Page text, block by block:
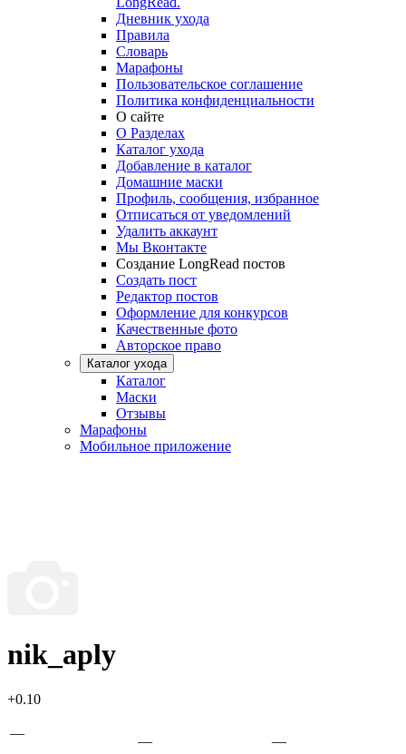
Дневник ухода
Правила
Словарь
Марафоны
Пользовательское соглашение
Политика конфиденциальности
О сайте
О Разделах
Каталог ухода
Добавление в каталог
Домашние маски
Профиль, сообщения, избранное
Отписаться от уведомлений
Удалить аккаунт
Мы Вконтакте
Создание LongRead постов
Создать пост
Редактор постов
Оформление для конкурсов
Качественные фото
Авторское право
Каталог ухода
Каталог
Маски
Отзывы
Марафоны
Мобильное приложение
nik_aply
+0.10
—
—
—